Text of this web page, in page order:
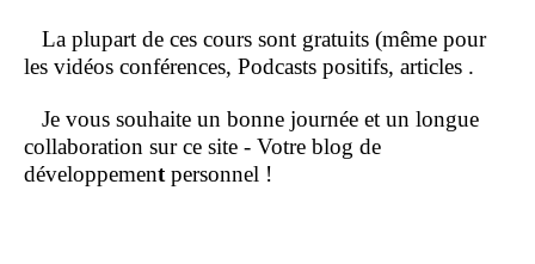
La plupart de ces cours sont gratuits (même pour
les vidéos conférences, Podcasts positifs, articles .
Je vous souhaite un bonne journée et un longue
collaboration sur ce site - Votre blog de
développement personnel !